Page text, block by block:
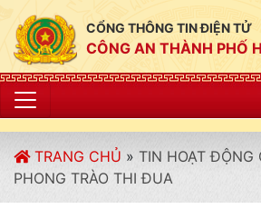
CỔNG THÔNG TIN ĐIỆN TỬ
CÔNG AN THÀNH PHỐ
TRANG CHỦ » TIN HOẠT ĐỘNG
PHONG TRÀO THI ĐUA